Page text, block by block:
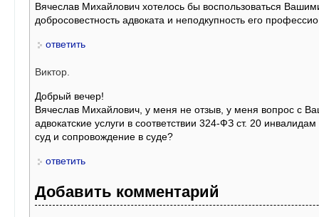
Вячеслав Михайлович хотелось бы воспользоваться
добросовестность адвоката и неподкупность его
ответить
Виктор.
Добрый вечер!
Вячеслав Михайлович, у меня не отзыв, у меня вопрос с
адвокатские услуги в соответствии 324-ФЗ ст. 20
суд и сопровождение в суде?
ответить
Добавить комментарий